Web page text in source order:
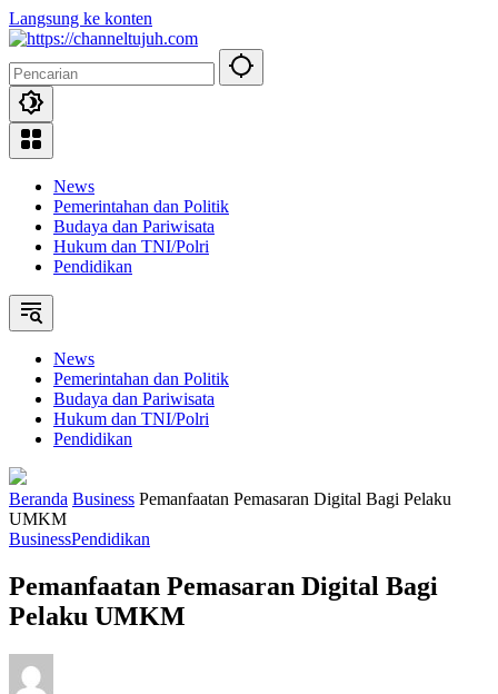
Langsung ke konten
News
Pemerintahan dan Politik
Budaya dan Pariwisata
Hukum dan TNI/Polri
Pendidikan
News
Pemerintahan dan Politik
Budaya dan Pariwisata
Hukum dan TNI/Polri
Pendidikan
Beranda Business Pemanfaatan Pemasaran Digital Bagi Pelaku
UMKM
BusinessPendidikan
Pemanfaatan Pemasaran Digital Bagi
Pelaku UMKM